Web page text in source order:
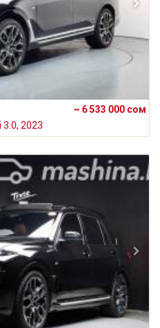
~ 6 533 000 сом
3.0, 2023